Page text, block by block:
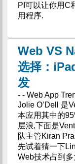
PI可以让你用C
用程序.
Web VS
选择：
发
- - Web App
Jolie O’Dell 是
本应用其中的
层浪,下面是
队主管Kiran
先试着猜一下
Web技术占到